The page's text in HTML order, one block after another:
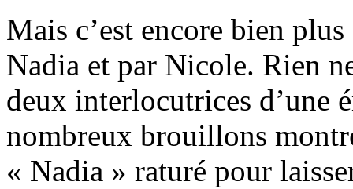
Mais c’est encore bien
Nadia et par Nicole. Rien
deux interlocutrices d’une
nombreux brouillons
« Nadia » raturé pour